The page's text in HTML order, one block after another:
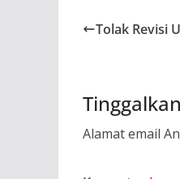
Tolak Revisi
Alamat email